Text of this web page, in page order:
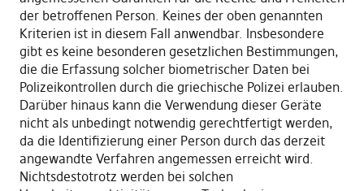
der betroffenen Person. Keines der oben genannten
Kriterien ist in diesem Fall anwendbar. Insbesondere
gibt es keine besonderen gesetzlichen Bestimmungen,
die die Erfassung solcher biometrischer Daten bei
Polizeikontrollen durch die griechische Polizei erlauben.
Darüber hinaus kann die Verwendung dieser Geräte
nicht als unbedingt notwendig gerechtfertigt werden,
da die Identifizierung einer Person durch das derzeit
angewandte Verfahren angemessen erreicht wird.
Nichtsdestotrotz werden bei solchen